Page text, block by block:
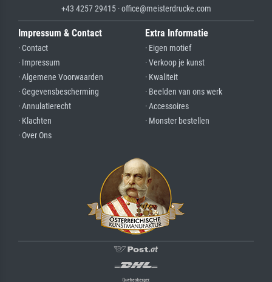
+43 4257 29415 · office@meisterdrucke.com
Impressum & Contact
· Contact
· Impressum
· Algemene Voorwaarden
· Gegevensbescherming
· Annulatierecht
· Klachten
· Over Ons
Extra Informatie
· Eigen motief
· Verkoop je kunst
· Kwaliteit
· Beelden van ons werk
· Accessoires
· Monster bestellen